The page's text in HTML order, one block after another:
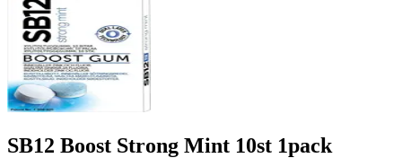
SB12 Boost Strong Mint 10st 1pack